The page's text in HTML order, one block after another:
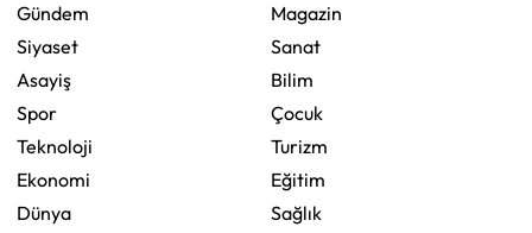
Gündem
Siyaset
Asayiş
Spor
Teknoloji
Ekonomi
Dünya
Magazin
Sanat
Bilim
Çocuk
Turizm
Eğitim
Sağlık